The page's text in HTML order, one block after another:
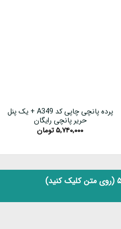
پرده پانچی چاپی کد A349 + یک پنل
حریر پانچی رایگان
۵,۷۴۰,۰۰۰تومان
(روی متن کلیک کنید)